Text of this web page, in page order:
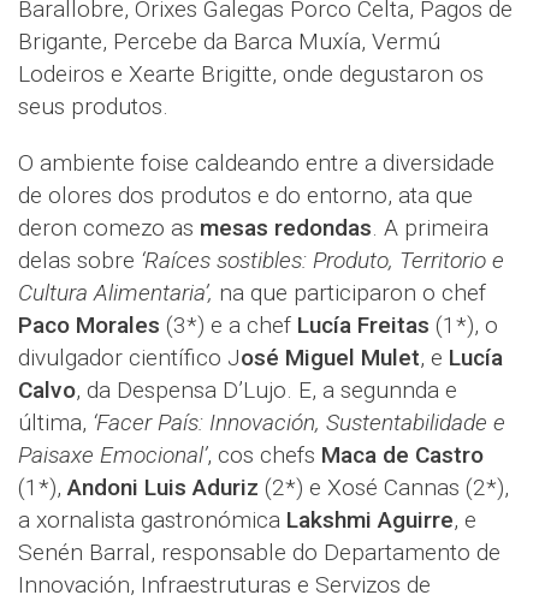
Barallobre, Orixes Galegas Porco Celta, Pagos de
Brigante, Percebe da Barca Muxía, Vermú
Lodeiros e Xearte Brigitte, onde degustaron os
seus produtos.
O ambiente foise caldeando entre a diversidade
de olores dos produtos e do entorno, ata que
deron comezo as mesas redondas. A primeira
delas sobre ‘Raíces sostibles: Produto, Territorio e
Cultura Alimentaria’, na que participaron o chef
Paco Morales (3*) e a chef Lucía Freitas (1*), o
divulgador científico José Miguel Mulet, e Lucía
Calvo, da Despensa D’Lujo. E, a segunnda e
última, ‘Facer País: Innovación, Sustentabilidade e
Paisaxe Emocional’, cos chefs Maca de Castro
(1*),Andoni Luis Aduriz (2*) e Xosé Cannas (2*),
a xornalista gastronómica Lakshmi Aguirre, e
Senén Barral, responsable do Departamento de
Innovación, Infraestruturas e Servizos de